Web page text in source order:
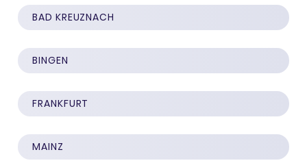
BAD KREUZ­NACH
BINGEN
FRANK­FURT
MAINZ